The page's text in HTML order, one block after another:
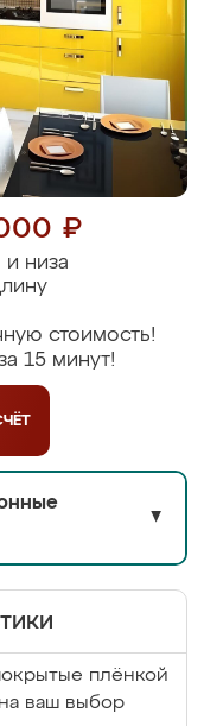
₽
низа
стоимость!
15 минут!
▼
плёнкой
ваш выбор